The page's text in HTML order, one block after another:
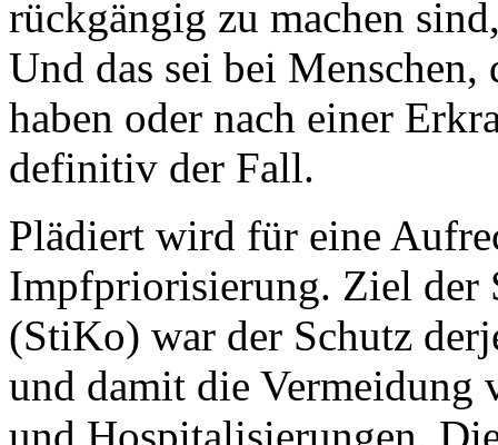
rückgängig zu machen
Und das sei bei
haben oder nach einer
definitiv der Fall.
Plädiert wird für eine
Impfpriorisierung. Ziel der
(StiKo) war der Schutz
und damit die Vermeidung
und Hospitalisierungen.